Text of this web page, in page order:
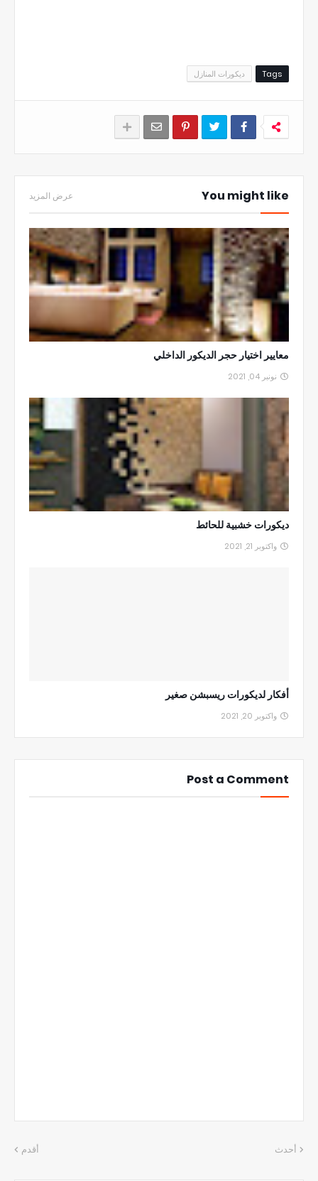
Tags ديكورات المنازل
You might like عرض المزيد
معايير اختيار حجر الديكور الداخلي
نونبر 04, 2021
ديكورات خشبية للحائط
واكتوبر 21, 2021
أفكار لديكورات ريسبشن صغير
واكتوبر 20, 2021
Post a Comment
أحدث أقدم